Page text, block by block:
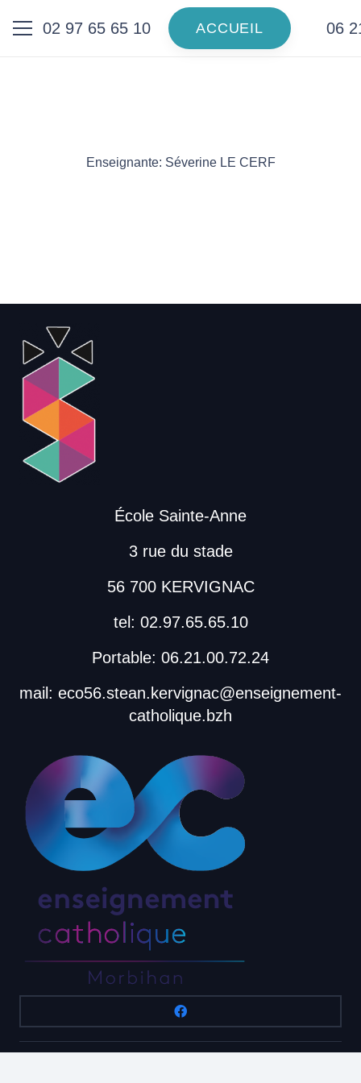
02 97 65 65 10 ACCUEIL 06
Enseignante: Séverine LE CERF
École Sainte-Anne
3 rue du stade
56 700 KERVIGNAC
tel: 02.97.65.65.10
Portable: 06.21.00.72.24
mail: eco56.stean.kervignac@enseignement-
catholique.bzh